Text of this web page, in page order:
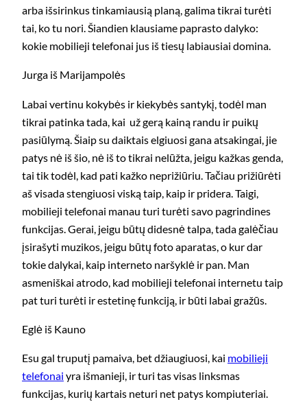
arba išsirinkus tinkamiausią planą, galima tikrai turėti
tai, ko tu nori. Šiandien klausiame paprasto dalyko:
kokie mobilieji telefonai jus iš tiesų labiausiai domina.
Jurga iš Marijampolės
Labai vertinu kokybės ir kiekybės santykį, todėl man
tikrai patinka tada, kai už gerą kainą randu ir puikų
pasiūlymą. Šiaip su daiktais elgiuosi gana atsakingai, jie
patys nė iš šio, nė iš to tikrai nelūžta, jeigu kažkas genda,
tai tik todėl, kad pati kažko neprižiūriu. Tačiau prižiūrėti
aš visada stengiuosi viską taip, kaip ir pridera. Taigi,
mobilieji telefonai manau turi turėti savo pagrindines
funkcijas. Gerai, jeigu būtų didesnė talpa, tada galėčiau
įsirašyti muzikos, jeigu būtų foto aparatas, o kur dar
tokie dalykai, kaip interneto naršyklė ir pan. Man
asmeniškai atrodo, kad mobilieji telefonai internetu taip
pat turi turėti ir estetinę funkciją, ir būti labai gražūs.
Eglė iš Kauno
Esu gal truputį pamaiva, bet džiaugiuosi, kai mobilieji
telefonai yra išmanieji, ir turi tas visas linksmas
funkcijas, kurių kartais neturi net patys kompiuteriai.